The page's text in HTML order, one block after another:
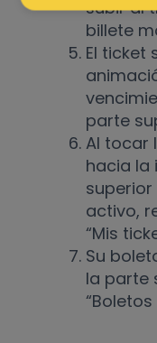
subir al
billete
El ticket
parte
Al tocar
hacia la
activo,
“Mis
Su
la parte
“Boletos